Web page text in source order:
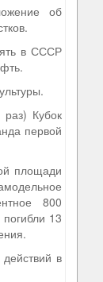
об
в СССР
Кубок
первой
площади
800
13
в